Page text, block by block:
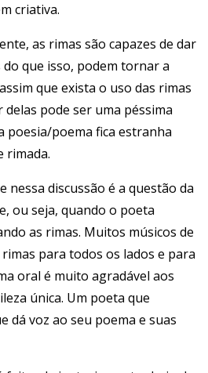
criativa.
as rimas são capazes de dar
que isso, podem tornar a
que exista o uso das rimas
pode ser uma péssima
poesia/poema fica estranha
rimada.
discussão é a questão da
ou seja, quando o poeta
as rimas. Muitos músicos de
para todos os lados e para
oral é muito agradável aos
única. Um poeta que
dá voz ao seu poema e suas